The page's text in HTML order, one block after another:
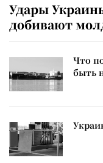
Удары
добивают
Что
быть